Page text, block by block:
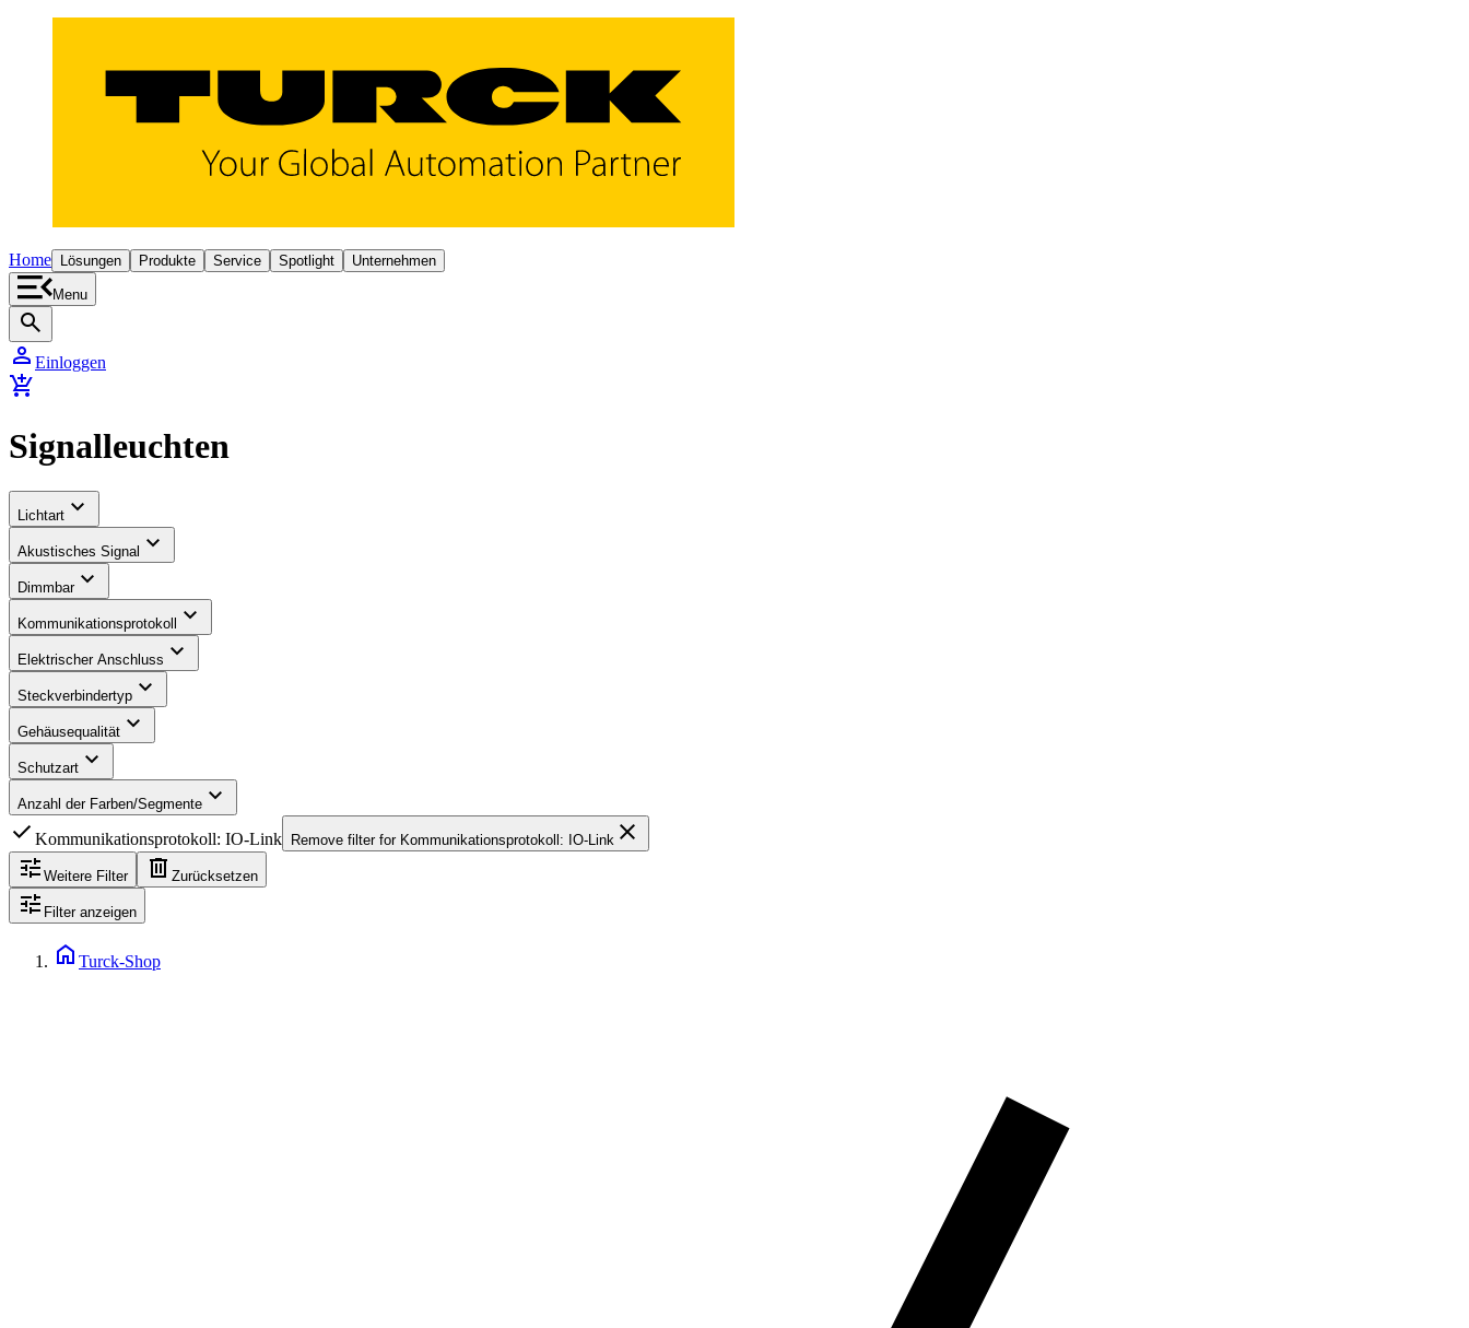
Home Lösungen Produkte Service Spotlight Unternehmen
Menu
search
person Einloggen
add_shopping_cart
Signalleuchten
Lichtart expand_more
Akustisches Signal expand_more
Dimmbarexpand_more
Kommunikationsprotokoll expand_more
Elektrischer Anschluss expand_more
Steckverbindertyp expand_more
Gehäusequalität expand_more
Schutzart expand_more
Anzahl der Farben/Segmente expand_more
check Kommunikationsprotokoll: IO-Link Remove filter for Kommunikationsprotokoll: IO-Link close
tune Weitere Filter delete Zurücksetzen
tune Filter anzeigen
home Turck-Shop